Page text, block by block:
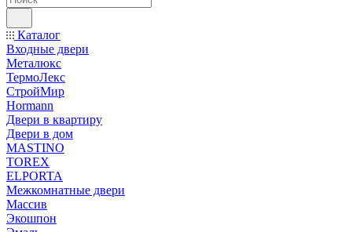
Каталог
Входные двери
Металюкс
ТермоЛекс
СтройМир
Hormann
Двери в квартиру
Двери в дом
MASTINO
TOREX
ELPORTA
Межкомнатные двери
Массив
Экошпон